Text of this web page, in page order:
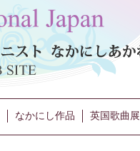
なかにし作品 英国歌曲展